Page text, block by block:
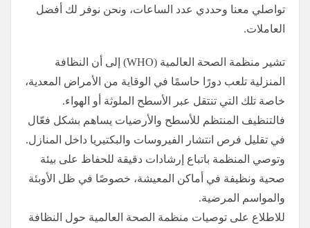
تواصلي معنا وحددي عدد الساعات، ونحن نوفر لك أفضل
العاملات.
تشير منظمة الصحة العالمية (WHO) إلى أن النظافة
المنزلية تلعب دورًا حاسمًا في الوقاية من الأمراض المعدية،
خاصة تلك التي تنتقل عبر الأسطح الملوثة أو الهواء.
فالتنظيف المنتظم للأسطح والأرضيات يساهم بشكل فعّال
في تقليل فرص انتشار الفيروسات والبكتيريا داخل المنازل.
وتوصي المنظمة باتباع إرشادات دقيقة للحفاظ على بيئة
صحية ونظيفة في أماكن المعيشة، خصوصًا في ظل الأوبئة
والمواسم المرضية.
للاطلاع على توصيات منظمة الصحة العالمية حول النظافة